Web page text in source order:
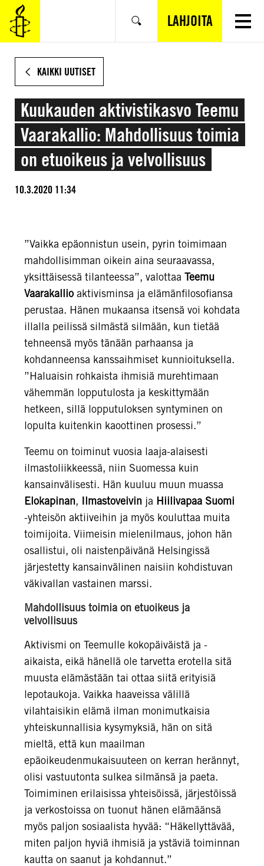
SIIRRY
VARSINAISEEN
SISÄLTÖÖN
Hae LAHJOITA
KAIKKI UUTISET
Kuukauden aktivistikasvo Teemu
Vaarakallio: Mahdollisuus toimia
on etuoikeus ja velvollisuus
10.3.2020 11:34
”Vaikka epäonnistun usein, pyrin toimimaan
mahdollisimman oikein aina seuraavassa,
yksittäisessä tilanteessa”, valottaa Teemu
Vaarakallio aktivisminsa ja elämänfilosofiansa
perustaa. Hänen mukaansa itsensä voi kohdata
illalla peilissä silmästä silmään, kun tietää
tehneensä myös tänään parhaansa ja
kohdanneensa kanssaihmiset kunnioituksella.
”Haluaisin rohkaista ihmisiä murehtimaan
vähemmän lopputulosta ja keskittymään
hetkeen, sillä lopputuloksen syntyminen on
lopulta kuitenkin kaoottinen prosessi.”
Teemu on toiminut vuosia laaja-alaisesti
ilmastoliikkeessä, niin Suomessa kuin
kansainvälisesti. Hän kuuluu muun muassa
Elokapinan, Ilmastoveivin ja Hiilivapaa Suomi
-yhteisön aktiiveihin ja myös kouluttaa muita
toimijoita. Viimeisin mielenilmaus, johon hän
osallistui, oli naistenpäivänä Helsingissä
järjestetty kansainvälinen naisiin kohdistuvan
väkivallan vastainen marssi.
Mahdollisuus toimia on etuoikeus ja
velvollisuus
Aktivismi on Teemulle kokopäiväistä ja -
aikaista, eikä hänellä ole tarvetta erotella sitä
muusta elämästään tai ottaa siitä erityisiä
lepotaukoja. Vaikka haaveissa välillä
vilahtaisikin elämä ilman monimutkaisia
yhteiskunnallisia kysymyksiä, hän on sitä
mieltä, että kun maailman
epäoikeudenmukaisuuteen on kerran herännyt,
olisi vastuutonta sulkea silmänsä ja paeta.
Toimiminen erilaisissa yhteisöissä, järjestöissä
ja verkostoissa on tuonut hänen elämäänsä
myös paljon sosiaalista hyvää: “Häkellyttävää,
miten paljon hyviä ihmisiä ja ystäviä toiminnan
kautta on saanut ja kohdannut.”